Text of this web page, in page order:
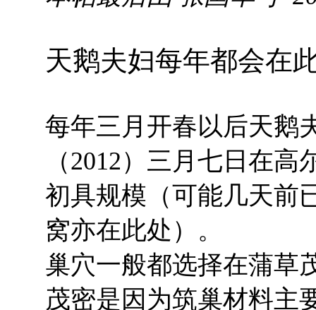
天鹅夫妇每年都会在
每年三月开春以后天鹅
（2012）三月七日在高
初具规模（可能几天前
窝亦在此处）。
巢穴一般都选择在蒲草
茂密是因为筑巢材料主